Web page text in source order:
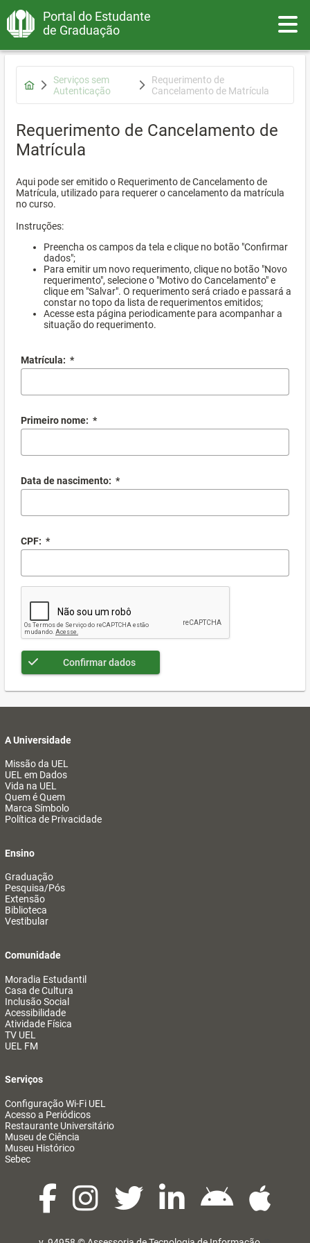
Portal do Estudante
de Graduação
Serviços sem
Autenticação
Requerimento de
Cancelamento de Matrícula
Requerimento de Cancelamento de
Matrícula
Aqui pode ser emitido o Requerimento de Cancelamento de
Matrícula, utilizado para requerer o cancelamento da matrícula
no curso.
Instruções:
Preencha os campos da tela e clique no botão "Confirmar
dados";
Para emitir um novo requerimento, clique no botão "Novo
requerimento", selecione o "Motivo do Cancelamento" e
clique em "Salvar". O requerimento será criado e passará a
constar no topo da lista de requerimentos emitidos;
Acesse esta página periodicamente para acompanhar a
situação do requerimento.
Matrícula: *
Primeiro nome: *
Data de nascimento: *
CPF: *
Confirmar dados
A Universidade
Missão da UEL
UEL em Dados
Vida na UEL
Quem é Quem
Marca Símbolo
Política de Privacidade
Ensino
Graduação
Pesquisa/Pós
Extensão
Biblioteca
Vestibular
Comunidade
Moradia Estudantil
Casa de Cultura
Inclusão Social
Acessibilidade
Atividade Física
TV UEL
UEL FM
Serviços
Configuração Wi-Fi UEL
Acesso a Periódicos
Restaurante Universitário
Museu de Ciência
Museu Histórico
Sebec